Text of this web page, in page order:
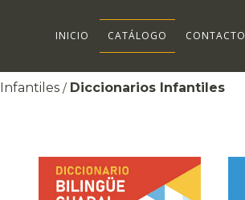
INICIO CATÁLOGO CONTACTO
Infantiles / Diccionarios Infantiles